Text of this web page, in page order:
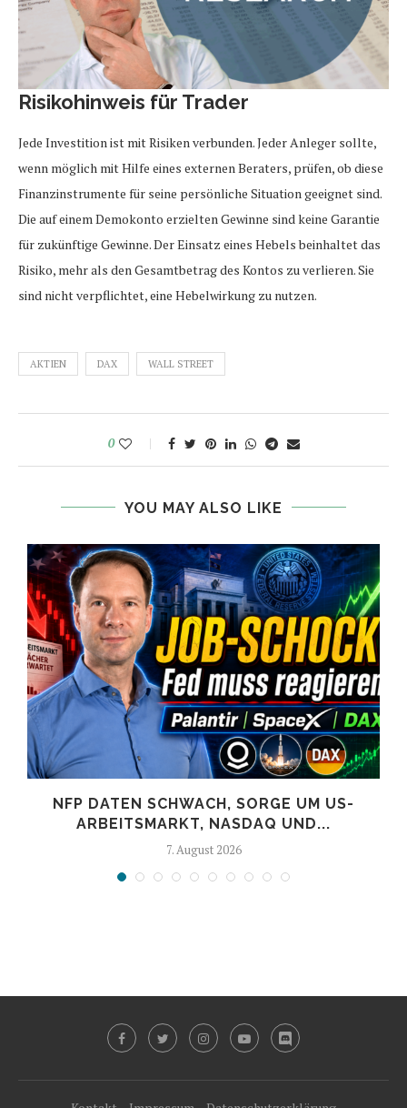
Risikohinweis für Trader
Jede Investition ist mit Risiken verbunden. Jeder Anleger sollte,
wenn möglich mit Hilfe eines externen Beraters, prüfen, ob diese
Finanzinstrumente für seine persönliche Situation geeignet sind.
Die auf einem Demokonto erzielten Gewinne sind keine Garantie
für zukünftige Gewinne. Der Einsatz eines Hebels beinhaltet das
Risiko, mehr als den Gesamtbetrag des Kontos zu verlieren. Sie
sind nicht verpflichtet, eine Hebelwirkung zu nutzen.
AKTIEN DAX WALL STREET
0
YOU MAY ALSO LIKE
NFP DATEN SCHWACH, SORGE UM US-
ARBEITSMARKT, NASDAQ UND...
7. August 2026